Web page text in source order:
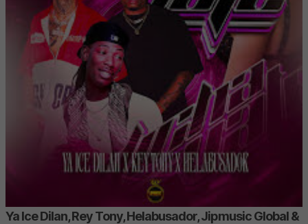
Ya Ice Dilan, Rey Tony, Helabusador, Jipmusic Global &